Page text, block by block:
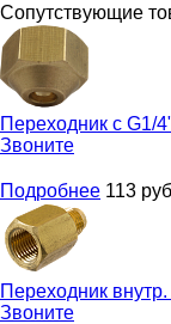
Сопутствующие
Переходник с G1/
Звоните
Подробнее 113
Переходник
Звоните